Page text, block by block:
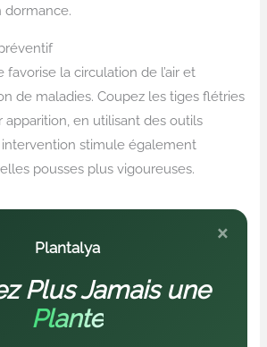
dormance.
la circulation de l’air et
de maladies. Coupez les tiges flétries
apparition, en utilisant des outils
stimule également
pousses plus vigoureuses.
×
Plantalya
Plus Jamais une
Plante